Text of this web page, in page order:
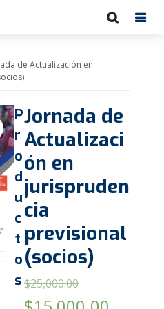
de Actualización en
Jornada de
Actualizaci
ón en
jurispruden
cia
previsional
(socios)
$25,000.00
P
r
o
d
u
c
t
o
s